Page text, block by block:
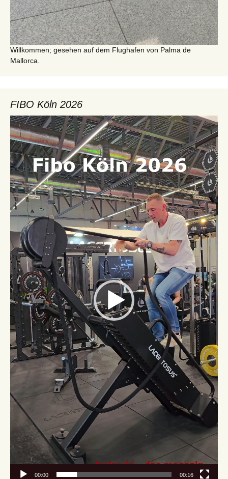
Willkommen; gesehen auf dem Flughafen von Palma de
Mallorca.
FIBO Köln 2026
Video-
Player
00:00 00:16